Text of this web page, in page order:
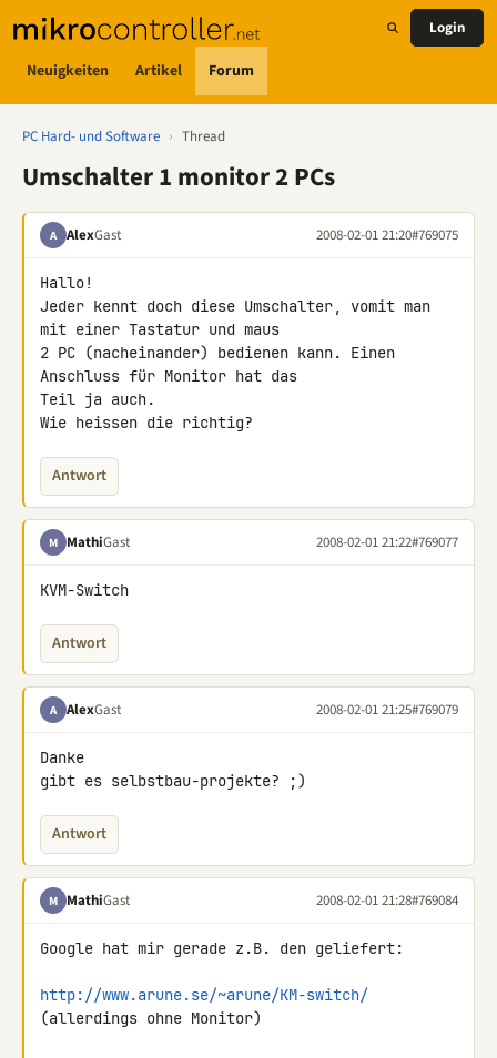
Neuigkeiten Artikel Forum
Login
PC Hard- und Software › Thread
Umschalter 1 monitor 2 PCs
A AlexGast 2008-02-01 21:20#769075
Hallo!
Jeder kennt doch diese Umschalter, vomit man
mit einer Tastatur und maus
2 PC (nacheinander) bedienen kann. Einen
Anschluss für Monitor hat das
Teil ja auch.
Wie heissen die richtig?
Antwort
M MathiGast 2008-02-01 21:22#769077
KVM-Switch
Antwort
A AlexGast 2008-02-01 21:25#769079
Danke
gibt es selbstbau-projekte? ;)
Antwort
M MathiGast 2008-02-01 21:28#769084
Google hat mir gerade z.B. den geliefert:
http://www.arune.se/~arune/KM-switch/
(allerdings ohne Monitor)